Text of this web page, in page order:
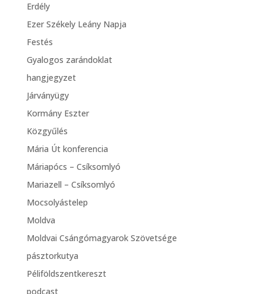
Erdély
Ezer Székely Leány Napja
Festés
Gyalogos zarándoklat
hangjegyzet
Járványügy
Kormány Eszter
Közgyűlés
Mária Út konferencia
Máriapócs – Csíksomlyó
Mariazell – Csíksomlyó
Mocsolyástelep
Moldva
Moldvai Csángómagyarok Szövetsége
pásztorkutya
Péliföldszentkereszt
podcast